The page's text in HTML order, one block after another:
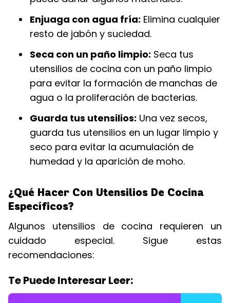
Enjuaga con agua fría: Elimina cualquier
resto de jabón y suciedad.
Seca con un paño limpio: Seca tus
utensilios de cocina con un paño limpio
para evitar la formación de manchas de
agua o la proliferación de bacterias.
Guarda tus utensilios: Una vez secos,
guarda tus utensilios en un lugar limpio y
seco para evitar la acumulación de
humedad y la aparición de moho.
¿Qué Hacer Con Utensilios De Cocina
Específicos?
Algunos utensilios de cocina requieren un
cuidado especial. Sigue estas
recomendaciones:
Te Puede Interesar Leer: